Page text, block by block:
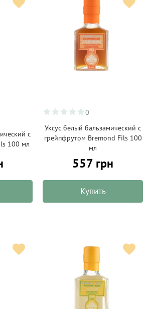
с
100 мл
0
Уксус белый бальзамический с
грейпфрутом Bremond Fils 100
мл
557 грн
Купить